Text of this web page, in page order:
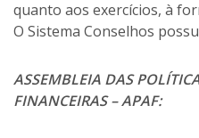
quanto aos exercícios, à
O Sistema Conselhos
ASSEMBLEIA DAS
FINANCEIRAS – APAF: